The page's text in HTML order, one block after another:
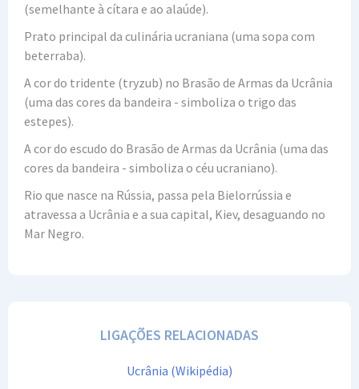
(semelhante à cítara e ao alaúde).
Prato principal da culinária ucraniana (uma sopa com
beterraba).
A cor do tridente (tryzub) no Brasão de Armas da Ucrânia
(uma das cores da bandeira - simboliza o trigo das
estepes).
A cor do escudo do Brasão de Armas da Ucrânia (uma das
cores da bandeira - simboliza o céu ucraniano).
Rio que nasce na Rússia, passa pela Bielorrússia e
atravessa a Ucrânia e a sua capital, Kiev, desaguando no
Mar Negro.
LIGAÇÕES RELACIONADAS
Ucrânia (Wikipédia)